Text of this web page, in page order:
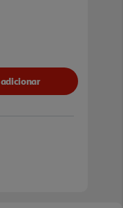
adicionar